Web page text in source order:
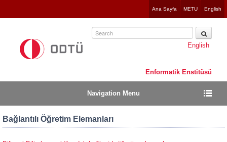
to
Ana Sayfa METU English
Enformatik Enstitüsü
Navigation Menu
Bağlantılı Öğretim Elemanları
English